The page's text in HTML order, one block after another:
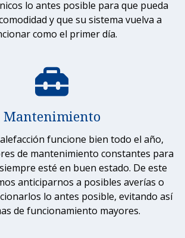
lo antes posible para que pueda
y que su sistema vuelva a
como el primer día.
Mantenimiento
funcione bien todo el año,
de mantenimiento constantes para
esté en buen estado. De este
anticiparnos a posibles averías o
lo antes posible, evitando así
de funcionamiento mayores.